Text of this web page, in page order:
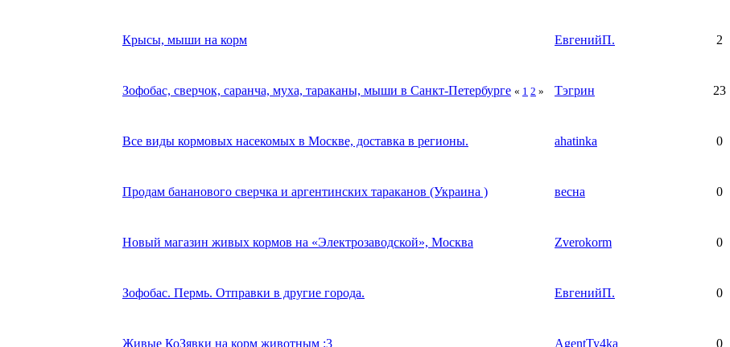
Крысы, мыши на корм ЕвгенийП. 2
Зофобас, сверчок, саранча, муха, тараканы, мыши в Санкт-Петербурге « 1 2 » Тэгрин 23
Все виды кормовых насекомых в Москве, доставка в регионы. ahatinka 0
Продам бананового сверчка и аргентинских тараканов (Украина ) весна 0
Новый магазин живых кормов на «Электрозаводской», Москва Zverokorm 0
Зофобас. Пермь. Отправки в другие города. ЕвгенийП. 0
Живые КоЗявки на корм животным :3 AgentTy4ka 0